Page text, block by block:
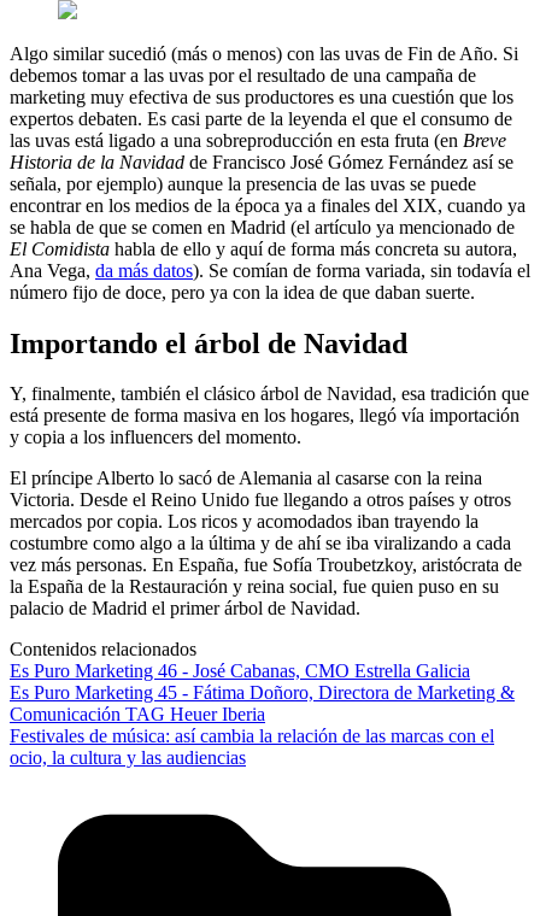
Algo similar sucedió (más o menos) con las uvas de Fin de Año. Si
debemos tomar a las uvas por el resultado de una campaña de
marketing muy efectiva de sus productores es una cuestión que los
expertos debaten. Es casi parte de la leyenda el que el consumo de
las uvas está ligado a una sobreproducción en esta fruta (en Breve
Historia de la Navidad de Francisco José Gómez Fernández así se
señala, por ejemplo) aunque la presencia de las uvas se puede
encontrar en los medios de la época ya a finales del XIX, cuando ya
se habla de que se comen en Madrid (el artículo ya mencionado de
El Comidista habla de ello y aquí de forma más concreta su autora,
Ana Vega, da más datos). Se comían de forma variada, sin todavía el
número fijo de doce, pero ya con la idea de que daban suerte.
Importando el árbol de Navidad
Y, finalmente, también el clásico árbol de Navidad, esa tradición que
está presente de forma masiva en los hogares, llegó vía importación
y copia a los influencers del momento.
El príncipe Alberto lo sacó de Alemania al casarse con la reina
Victoria. Desde el Reino Unido fue llegando a otros países y otros
mercados por copia. Los ricos y acomodados iban trayendo la
costumbre como algo a la última y de ahí se iba viralizando a cada
vez más personas. En España, fue Sofía Troubetzkoy, aristócrata de
la España de la Restauración y reina social, fue quien puso en su
palacio de Madrid el primer árbol de Navidad.
Contenidos relacionados
Es Puro Marketing 46 - José Cabanas, CMO Estrella Galicia
Es Puro Marketing 45 - Fátima Doñoro, Directora de Marketing &
Comunicación TAG Heuer Iberia
Festivales de música: así cambia la relación de las marcas con el
ocio, la cultura y las audiencias